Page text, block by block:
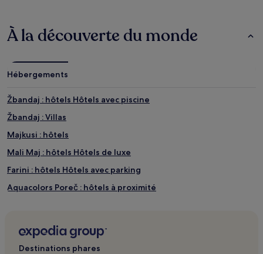
sur
la
séjour
d’une
pour
Les
et
la
sont
de
supplémentaires
peuvent
À la découverte du monde
Hébergements
Žbandaj : hôtels Hôtels avec piscine
Žbandaj : Villas
Majkusi : hôtels
Mali Maj : hôtels Hôtels de luxe
Farini : hôtels Hôtels avec parking
Aquacolors Poreč : hôtels à proximité
Danijeli : hôtels 3 étoiles
Destinations phares